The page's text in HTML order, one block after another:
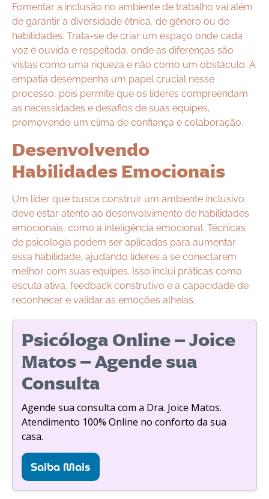
Fomentar a inclusão no ambiente de trabalho vai além
de garantir a diversidade étnica, de gênero ou de
habilidades. Trata-se de criar um espaço onde cada
voz é ouvida e respeitada, onde as diferenças são
vistas como uma riqueza e não como um obstáculo. A
empatia desempenha um papel crucial nesse
processo, pois permite que os líderes compreendam
as necessidades e desafios de suas equipes,
promovendo um clima de confiança e colaboração.
Desenvolvendo
Habilidades Emocionais
Um líder que busca construir um ambiente inclusivo
deve estar atento ao desenvolvimento de habilidades
emocionais, como a inteligência emocional. Técnicas
de psicologia podem ser aplicadas para aumentar
essa habilidade, ajudando líderes a se conectarem
melhor com suas equipes. Isso inclui práticas como
escuta ativa, feedback construtivo e a capacidade de
reconhecer e validar as emoções alheias.
Psicóloga Online – Joice
Matos – Agende sua
Consulta
Agende sua consulta com a Dra. Joice Matos.
Atendimento 100% Online no conforto da sua
casa.
Saiba Mais